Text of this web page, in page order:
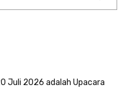
Juli 2026 adalah Upacara